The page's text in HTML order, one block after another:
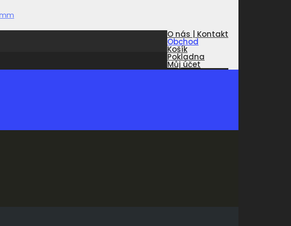
O nás | Kontakt
Obchod
Košík
Pokladna
Můj účet